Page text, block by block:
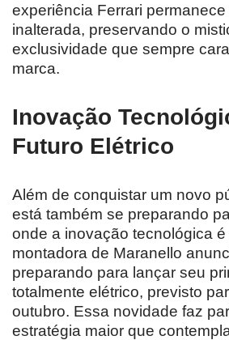
experiência Ferrari
inalterada, preservando o
exclusividade que sempre
marca.
Inovação
Futuro Elétrico
Além de conquistar um novo
está também se preparando
onde a inovação tecnológica é
montadora de Maranello
preparando para lançar seu
totalmente elétrico, previsto
outubro. Essa novidade faz
estratégia maior que